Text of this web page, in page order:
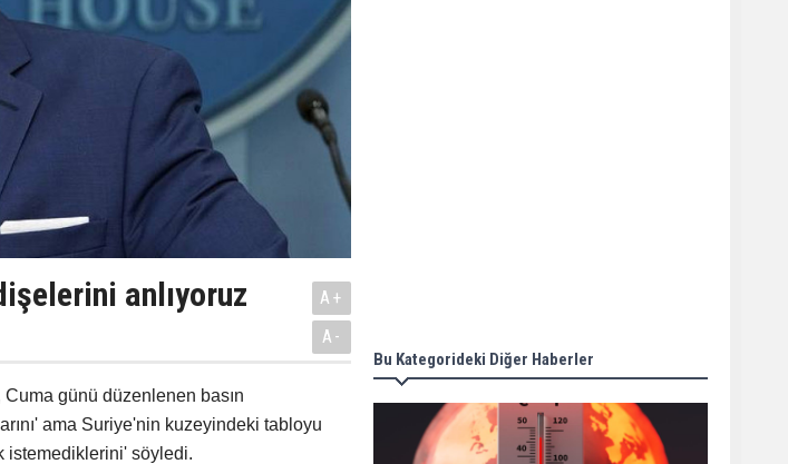
anlıyoruz
A+
A-
günü düzenlenen basın
ama Suriye'nin kuzeyindeki tabloyu
istemediklerini' söyledi.
Bu Kategorideki Diğer Haberler